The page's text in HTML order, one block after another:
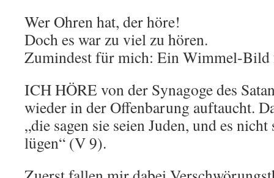
Wer Ohren hat, der höre!
Doch es war zu viel zu hören.
Zumindest für mich: Ein Wimmel-Bild
ICH HÖRE von der Synagoge des
wieder in der Offenbarung auftaucht.
„die sagen sie seien Juden, und es
lügen“ (V 9).